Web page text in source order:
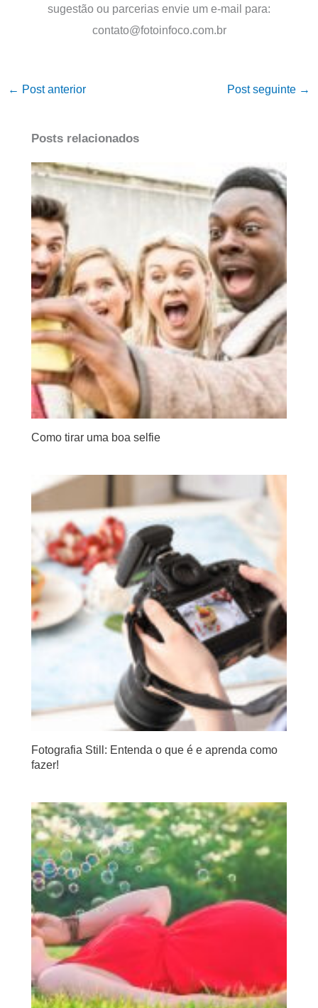
sugestão ou parcerias envie um e-mail para:
contato@fotoinfoco.com.br
← Post anterior Post seguinte →
Posts relacionados
Como tirar uma boa selfie
Fotografia Still: Entenda o que é e aprenda como
fazer!